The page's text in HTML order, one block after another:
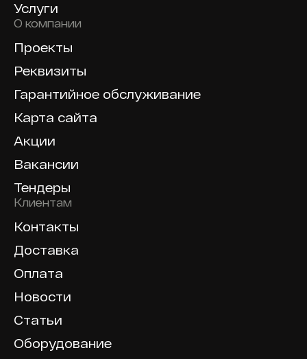
Услуги
О компании
Проекты
Реквизиты
Гарантийное обслуживание
Карта сайта
Акции
Вакансии
Тендеры
Клиентам
Контакты
Доставка
Оплата
Новости
Статьи
Оборудование